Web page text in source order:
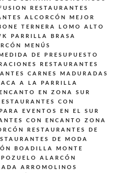
RESTAURANTES
ALCORCÓN MEJOR
TERNERA LOMO ALTO
PARRILLA BRASA
MENÚS
DE PRESUPUESTO
RESTAURANTES
CARNES MADURADAS
A LA PARRILLA
EN ZONA SUR
CON
EVENTOS EN EL SUR
CON ENCANTO ZONA
RESTAURANTES DE
DE MODA
BOADILLA MONTE
ALARCÓN
ARROMOLINOS